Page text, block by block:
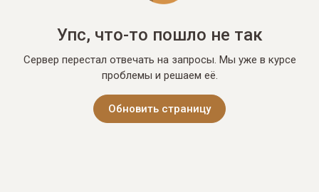
Упс, что-то пошло не так
Сервер перестал отвечать на запросы. Мы уже в курсе
проблемы и решаем её.
Обновить страницу